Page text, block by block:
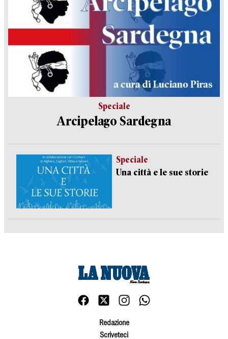
Speciale
Arcipelago Sardegna
Speciale
Una città e le sue storie
Redazione
Scriveteci